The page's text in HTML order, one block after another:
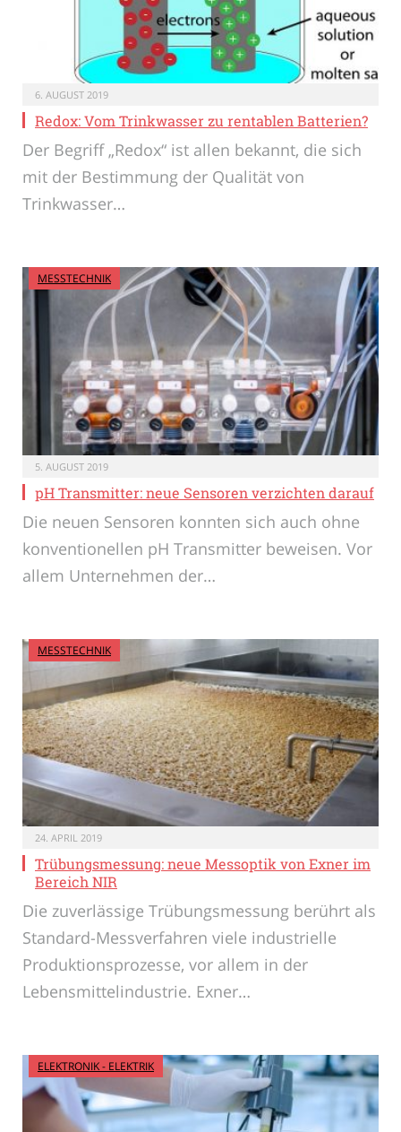
6. AUGUST 2019
Redox: Vom Trinkwasser zu rentablen Batterien?
Der Begriff „Redox“ ist allen bekannt, die sich
mit der Bestimmung der Qualität von
Trinkwasser…
MESSTECHNIK
5. AUGUST 2019
pH Transmitter: neue Sensoren verzichten darauf
Die neuen Sensoren konnten sich auch ohne
konventionellen pH Transmitter beweisen. Vor
allem Unternehmen der…
MESSTECHNIK
24. APRIL 2019
Trübungsmessung: neue Messoptik von Exner im
Bereich NIR
Die zuverlässige Trübungsmessung berührt als
Standard-Messverfahren viele industrielle
Produktionsprozesse, vor allem in der
Lebensmittelindustrie. Exner…
ELEKTRONIK - ELEKTRIK